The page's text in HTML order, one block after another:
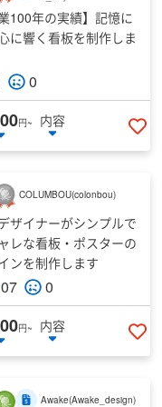
業100年の実績】記憶に
に響く看板を制作しま
0
円~
内容
い
COLUMBOU(colonbou)
ザイナーがシンプルで
レな看板・ポスターの
ンを制作します
0
円~
内容
い
Awake(Awake_design)